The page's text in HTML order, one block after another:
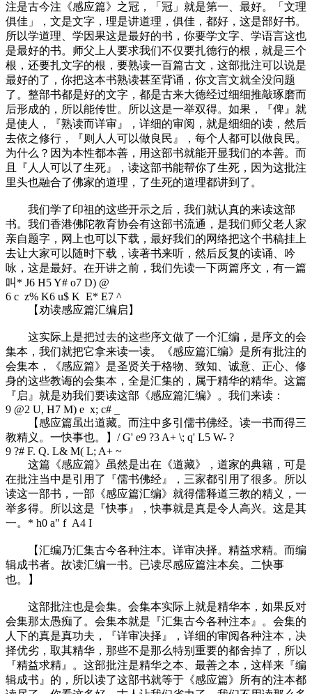
注是古今注《感应篇》之冠，「冠」就是第一、最好。「文理
俱佳」，文是文字，理是讲道理，俱佳，都好，这是部好书。
所以学道理、学因果这是最好的书，你要学文字、学语言这也
是最好的书。师父上人要求我们不仅要扎德行的根，就是三个
根，还要扎文字的根，要熟读一百篇古文，这部批注可以说是
最好的了，你把这本书熟读甚至背诵，你文言文就全没问题
了。整部书都是好的文字，都是古来大德经过细细推敲琢磨而
后形成的，所以能传世。所以这是一举双得。如果，『俾』就
是使人，『熟读而详审』，详细的审阅，就是细细的读，然后
去依之修行，『则人人可以做良民』，每个人都可以做良民。
为什么？因为本性都本善，用这部书就能开显我们的本善。而
且『人人可以了生死』，读这部书能帮你了生死，因为这批注
里头也融合了佛家的道理，了生死的道理都讲到了。
我们学了印祖的这些开示之后，我们就认真的来读这部
书。我们香港佛陀教育协会有这部书流通，是我们师父老人家
亲自题字，网上也可以下载，最好我们的网络把这个书稿挂上
去让大家可以随时下载，读著书来听，然后反复的读诵、吟
咏，这是最好。在开讲之前，我们先读一下两篇序文，有一篇
叫 * J6 H5 Y# o7 D) @
6 c z% K6 u$ K E* E7 ^
【劝读感应篇汇编启】
这实际上是把过去的这些序文做了一个汇编，是序文的会
集本，我们就把它拿来读一读。《感应篇汇编》是所有批注的
会集本，《感应篇》是圣贤关于格物、致知、诚意、正心、修
身的这些教诲的会集本，全是汇集的，属于精华的精华。这篇
『启』就是劝我们要读这部《感应篇汇编》。我们来读：
9 @2 U, H7 M) e x; c# _
【感应篇虽出道藏。而注中多引儒书佛经。读一书而得三
教精义。一快事也。】 / G' e9 ?3 A+ \; q' L5 W- ?
9 ?# F. Q. L& M( L; A+ ~
这篇《感应篇》虽然是出在《道藏》，道家的典籍，可是
在批注当中是引用了『儒书佛经』，三家都引用了很多。所以
读这一部书，一部《感应篇汇编》就得儒释道三教的精义，一
举多得。所以这是『快事』，快事就是真是令人高兴。这是其
一。 * h0 a" f A4 I
【汇编乃汇集古今各种注本。详审决择。精益求精。而编
辑成书者。故读汇编一书。已读尽感应篇注本矣。二快事
也。】
这部批注也是会集。会集本实际上就是精华本，如果反对
会集那太愚痴了。会集本就是『汇集古今各种注本』。会集的
人下的真是真功夫，『详审决择』，详细的审阅各种注本，决
择优劣，取其精华，那些不是那么特别重要的都舍掉了，所以
『精益求精』。这部批注是精华之本、最善之本，这样来『编
辑成书』的，所以读了这部书就等于《感应篇》所有的注本都